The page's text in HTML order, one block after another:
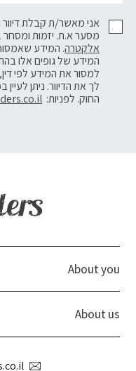
אני מאשר/ת קבלת דיוור
מסער א.ת. יזמות
אלקטרה. המידע
המידע של גופים אלו
למסור את המידע לפי
לך את הדיוור. ניתן
החוק. לפניות:
About you
About us